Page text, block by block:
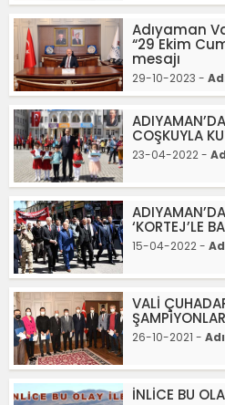
Adıyaman
“29 Ekim
mesajı
29-10-2023 -
COŞKUYLA
23-04-2022 -
‘KORTEJ’LE
15-04-2022 -
VALİ
26-10-2021 -
İNLİCE BU